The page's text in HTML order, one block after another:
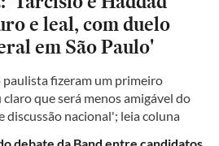
e leal, com duelo
em São Paulo'
fizeram um primeiro
que será menos amigável do
discussão nacional'; leia coluna